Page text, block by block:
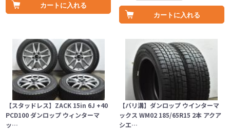
カートに入れる
カートに入れる
【スタッドレス】ZACK 15in 6J +40
PCD100 ダンロップ ウィンターマ
ッ…
【バリ溝】ダンロップ ウインターマ
ックス WM02 185/65R15 2本 アクア
シエ…